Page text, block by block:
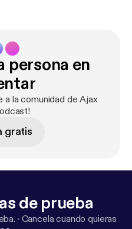
persona en
a la comunidad de Ajax
gratis
de prueba
· Cancela cuando quieras